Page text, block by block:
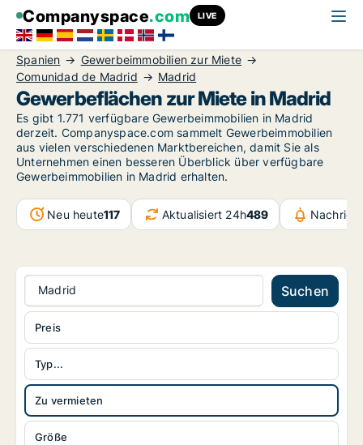
Companyspace.com LIVE
Spanien
Gewerbeimmobilien zur Miete
Comunidad de Madrid
Madrid
Gewerbeflächen zur Miete in Madrid
Es gibt 1.771 verfügbare Gewerbeimmobilien in Madrid
derzeit. Companyspace.com sammelt Gewerbeimmobilien
aus vielen verschiedenen Marktbereichen, damit Sie als
Unternehmen einen besseren Überblick über verfügbare
Gewerbeimmobilien in Madrid erhalten.
Neu heute117 Aktualisiert 24h489
Madrid Suchen
Typ...
Zu vermieten
Größe
Preis